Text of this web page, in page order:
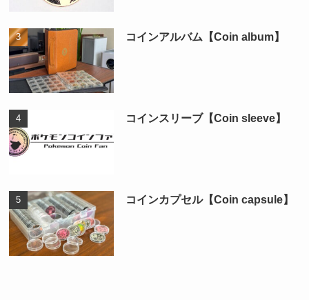
コインアルバム【Coin album】
コインスリーブ【Coin sleeve】
コインカプセル【Coin capsule】